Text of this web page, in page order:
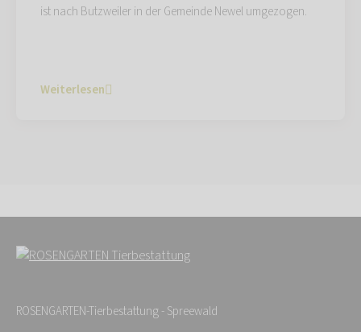
ist nach Butzweiler in der Gemeinde Newel umgezogen.
Weiterlesen
ROSENGARTEN-Tierbestattung - Spreewald